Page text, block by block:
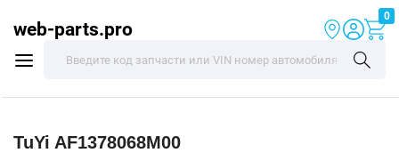
web-parts.pro
0
TuYi AF1378068M00